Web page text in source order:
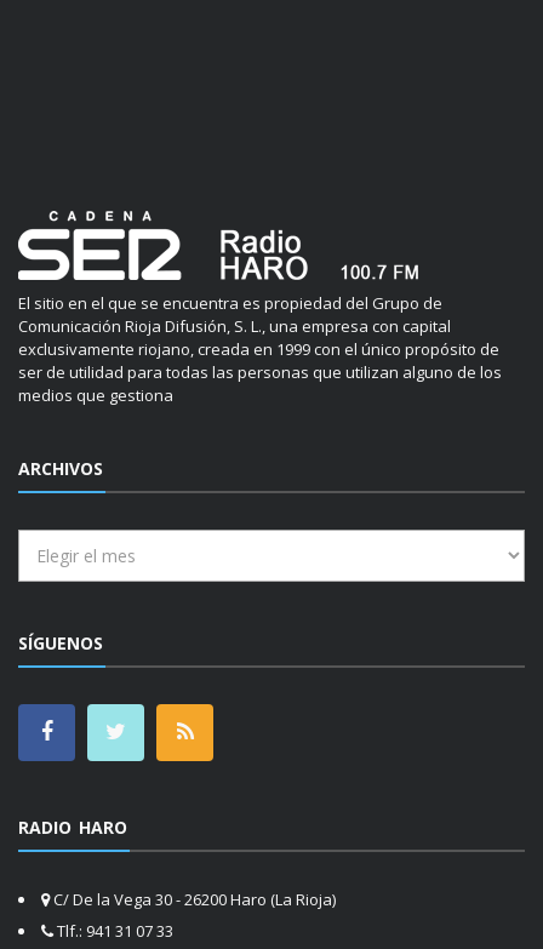
El sitio en el que se encuentra es propiedad del Grupo de
Comunicación Rioja Difusión, S. L., una empresa con capital
exclusivamente riojano, creada en 1999 con el único propósito de
ser de utilidad para todas las personas que utilizan alguno de los
medios que gestiona
ARCHIVOS
SÍGUENOS
RADIO HARO
C/ De la Vega 30 - 26200 Haro (La Rioja)
Tlf.: 941 31 07 33